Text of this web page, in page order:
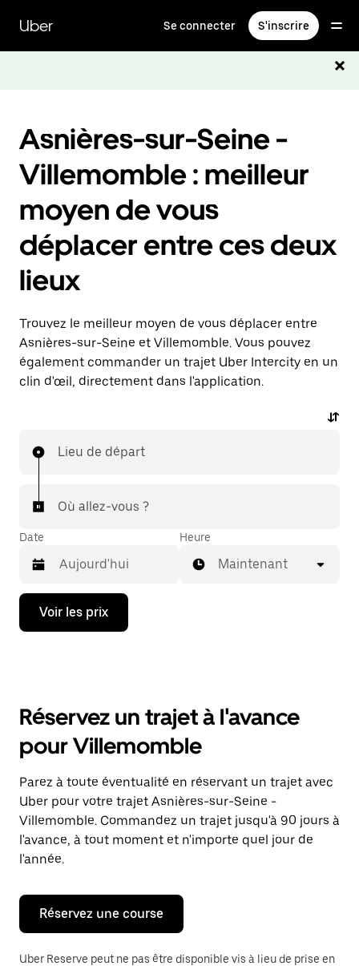
contenu
principal
Uber Se connecter S'inscrire
Asnières-sur-Seine -
Villemomble : meilleur
moyen de vous
déplacer entre ces deux
lieux
Trouvez le meilleur moyen de vous déplacer entre
Asnières-sur-Seine et Villemomble. Vous pouvez
également commander un trajet Uber Intercity en un
clin d'œil, directement dans l'application.
Lieu de départ
Où allez-vous ?
Date
Appuyez
la
ouvrir
calendrier
et
sélectionner
une
date.
Appuyez
sur
la
touche
pour
fermer
calendrier.
Heure
Maintenant
Voir les prix
Réservez un trajet à l'avance
pour Villemomble
Parez à toute éventualité en réservant un trajet avec
Uber pour votre trajet Asnières-sur-Seine -
Villemomble. Commandez un trajet jusqu'à 90 jours à
l'avance, à tout moment et n'importe quel jour de
l'année.
Réservez une course
Uber Reserve peut ne pas être disponible vis à lieu de prise en